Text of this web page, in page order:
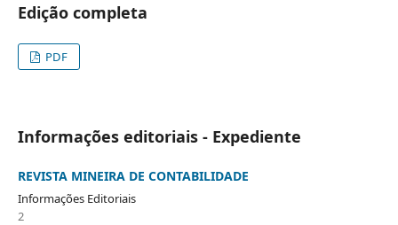
Edição completa
PDF
Informações editoriais - Expediente
REVISTA MINEIRA DE CONTABILIDADE
Informações Editoriais
2